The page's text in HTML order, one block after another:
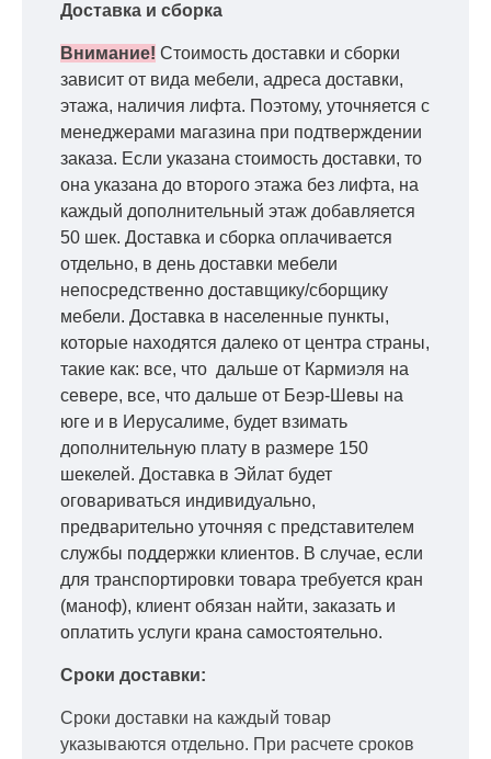
Доставка и сборка
Внимание! Стоимость доставки и сборки
зависит от вида мебели, адреса доставки,
этажа, наличия лифта. Поэтому, уточняется с
менеджерами магазина при подтверждении
заказа. Если указана стоимость доставки, то
она указана до второго этажа без лифта, на
каждый дополнительный этаж добавляется
50 шек. Доставка и сборка оплачивается
отдельно, в день доставки мебели
непосредственно доставщику/сборщику
мебели. Доставка в населенные пункты,
которые находятся далеко от центра страны,
такие как: все, что дальше от Кармиэля на
севере, все, что дальше от Беэр-Шевы на
юге и в Иерусалиме, будет взимать
дополнительную плату в размере 150
шекелей. Доставка в Эйлат будет
оговариваться индивидуально,
предварительно уточняя с представителем
службы поддержки клиентов. В случае, если
для транспортировки товара требуется кран
(маноф), клиент обязан найти, заказать и
оплатить услуги крана самостоятельно.
Сроки доставки:
Сроки доставки на каждый товар
указываются отдельно. При расчете сроков